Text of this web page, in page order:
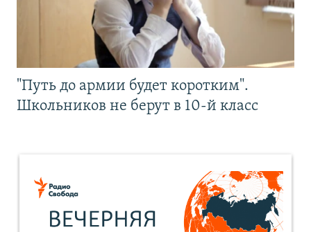
"Путь до армии будет коротким".
Школьников не берут в 10-й класс